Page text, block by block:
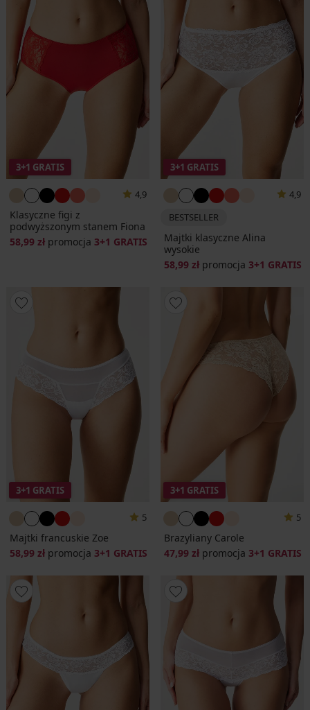
3+1 GRATIS
4,9
Klasyczne figi z
podwyższonym stanem Fiona
58,99 zł promocja 3+1 GRATIS
3+1 GRATIS
4,9
BESTSELLER
Majtki klasyczne Alina
wysokie
58,99 zł promocja 3+1 GRATIS
3+1 GRATIS
5
Majtki francuskie Zoe
58,99 zł promocja 3+1 GRATIS
3+1 GRATIS
5
Brazyliany Carole
47,99 zł promocja 3+1 GRATIS